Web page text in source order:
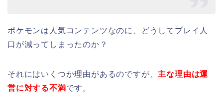
ポケモンは人気コンテンツなのに、どうしてプレイ人
口が減ってしまったのか？
それにはいくつか理由があるのですが、 主な理由は運
営に対する不満です。